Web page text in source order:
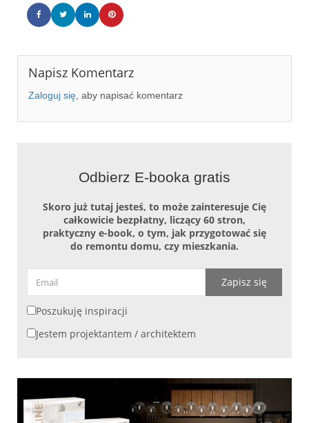
Napisz Komentarz
Zaloguj się , aby napisać komentarz
Odbierz E-booka gratis
Skoro już tutaj jesteś, to może zainteresuje Cię
całkowicie bezpłatny, liczący 60 stron,
praktyczny e-book, o tym, jak przygotować się
do remontu domu, czy mieszkania.
Zapisz się
Poszukuję inspiracji
Jestem projektantem / architektem